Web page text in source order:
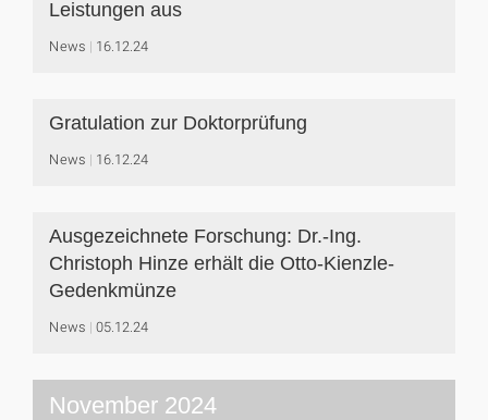
Leistungen aus
News 16.12.24
Gratulation zur Doktorprüfung
News 16.12.24
Ausgezeichnete Forschung: Dr.-Ing.
Christoph Hinze erhält die Otto-Kienzle-
Gedenkmünze
News 05.12.24
November 2024